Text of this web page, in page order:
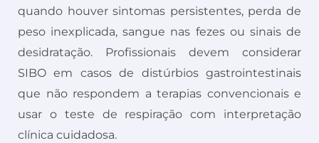
quando houver sintomas persistentes, perda de
peso inexplicada, sangue nas fezes ou sinais de
desidratação. Profissionais devem considerar
SIBO em casos de distúrbios gastrointestinais
que não respondem a terapias convencionais e
usar o teste de respiração com interpretação
clínica cuidadosa.